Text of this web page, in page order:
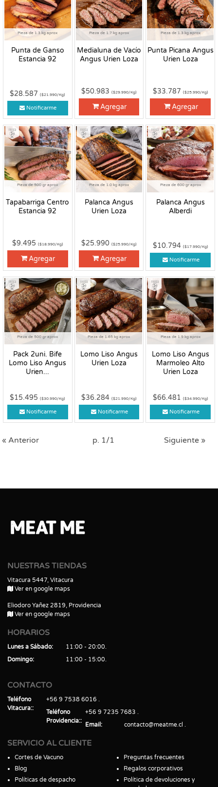
Pieza de 1.3 kg aprox
Punta de Ganso
Estancia 92
$28.587($21.990/Kg)
Notificarme
Pieza de 1.7 kg aprox
Medialuna de Vacío
Angus Urien Loza
$50.983 ($29.990/Kg)
Agregar
Pieza de 1.3 kg aprox
Punta Picana Angus
Urien Loza
$33.787 ($25.990/Kg)
Agregar
Pieza de 500 gr aprox
Tapabarriga Centro
Estancia 92
Fresco
$9.495 ($18.990/Kg)
Agregar
Pieza de 1.0 kg aprox
Palanca Angus
Urien Loza
Fresco
$25.990 ($25.990/Kg)
Agregar
Pieza de 600 gr aprox
Palanca Angus
Alberdi
Fresco
$10.794 ($17.990/Kg)
Notificarme
Pieza de 500 gr aprox
Pack 2uni. Bife
Lomo Liso Angus
Urien...
Fresco
$15.495($30.990/Kg)
Notificarme
Pieza de 1.65 kg aprox
Lomo Liso Angus
Urien Loza
Fresco
$36.284 ($21.990/Kg)
Notificarme
Pieza de 1.9 kg aprox
Lomo Liso Angus
Marmoleo Alto
Urien Loza
Fresco
$66.481 ($34.990/Kg)
Notificarme
« Anterior p. 1/1 Siguiente »
NUESTRAS TIENDAS
Vitacura 5447, Vitacura
Ver en google maps
Eliodoro Yañez 2819, Providencia
Ver en google maps
HORARIOS
Lunes a Sábado
11:00 - 20:00
Domingo
11:00 - 15:00
CONTACTO
Teléfono
Vitacura:
+56 9 7538 6016
Teléfono
Providencia:
+56 9 7235 7683
Email
contacto@meatme.cl
SERVICIO AL CLIENTE
Cortes de Vacuno
Blog
Políticas de despacho
Preguntas frecuentes
Regalos corporativos
Política de devoluciones y